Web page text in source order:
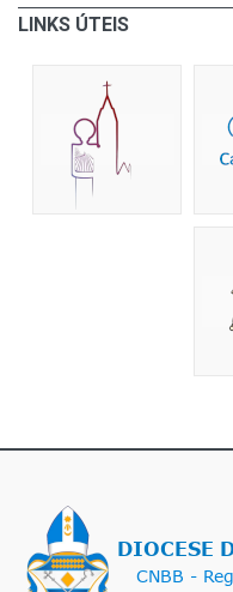
LINKS ÚTEIS